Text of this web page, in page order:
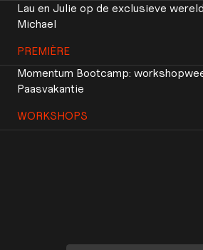
Lau en Julie op de exclusieve
Michael
PREMIÈRE
Momentum Bootcamp:
Paasvakantie
WORKSHOPS